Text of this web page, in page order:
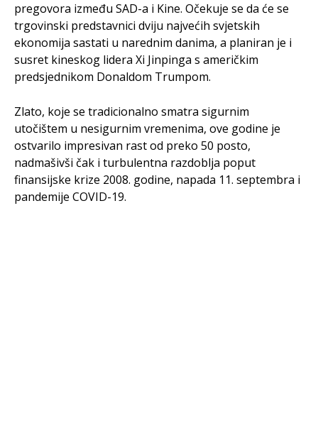
pregovora između SAD-a i Kine. Očekuje se da će se
trgovinski predstavnici dviju najvećih svjetskih
ekonomija sastati u narednim danima, a planiran je i
susret kineskog lidera Xi Jinpinga s američkim
predsjednikom Donaldom Trumpom.
Zlato, koje se tradicionalno smatra sigurnim
utočištem u nesigurnim vremenima, ove godine je
ostvarilo impresivan rast od preko 50 posto,
nadmašivši čak i turbulentna razdoblja poput
finansijske krize 2008. godine, napada 11. septembra i
pandemije COVID-19.